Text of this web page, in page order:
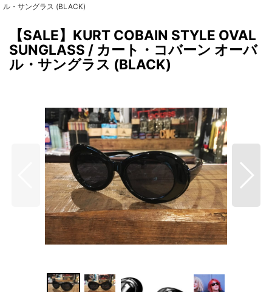
ル・サングラス (BLACK)
【SALE】KURT COBAIN STYLE OVAL
SUNGLASS / カート・コバーン オーバ
ル・サングラス (BLACK)